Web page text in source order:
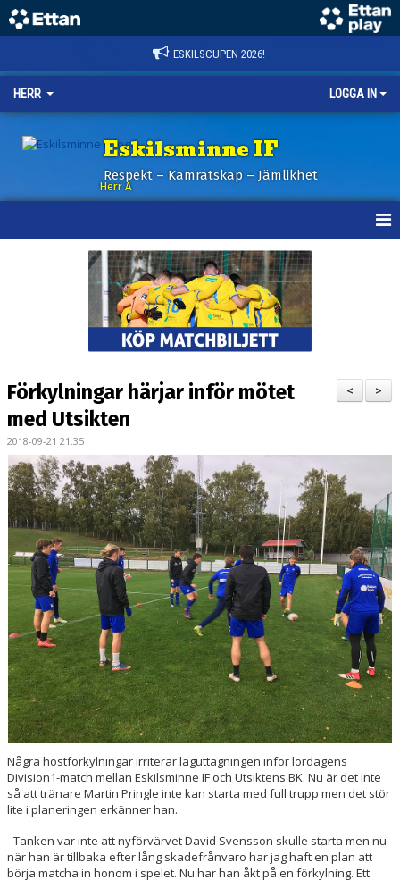
ESKILSCUPEN 2026!
HERR LOGGA IN
Eskilsminne IF
Respekt – Kamratskap – Jämlikhet
Herr A
BILDGALLERI
KONTAKT
MATCHER
ETTAN SÖDRA
>
<
Förkylningar härjar inför mötet
med Utsikten
2018-09-21 21:35
Några höstförkylningar irriterar laguttagningen inför lördagens
Division1-match mellan Eskilsminne IF och Utsiktens BK. Nu är det inte
så att tränare Martin Pringle inte kan starta med full trupp men det stör
lite i planeringen erkänner han.
- Tanken var inte att nyförvärvet David Svensson skulle starta men nu
när han är tillbaka efter lång skadefrånvaro har jag haft en plan att
börja matcha in honom i spelet. Nu har han åkt på en förkylning. Ett